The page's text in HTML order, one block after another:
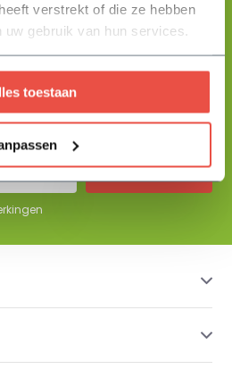
verstrekt of die ze hebben
gebruik van hun services.
toestaan
+31 344 23 44 64
info@flowbo.nl
per mail